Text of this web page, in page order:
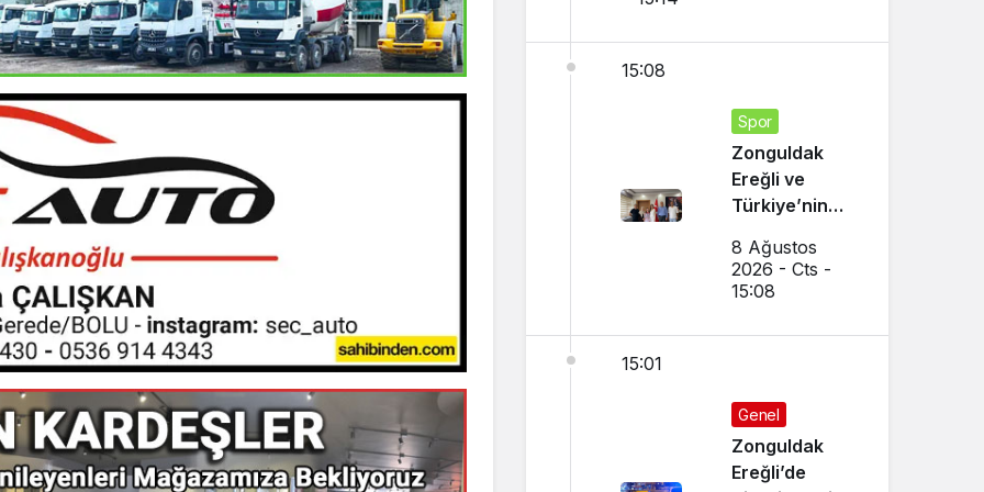
15:08
Spor
Zonguldak
Ereğli ve
Türkiye’nin
8 Ağustos
2026 - Cts -
15:08
15:01
Genel
Zonguldak
Ereğli’de